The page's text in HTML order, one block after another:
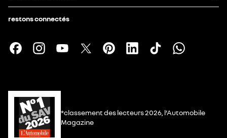
restons connectés
*classement des lecteurs 2026, l’Automobile
Magazine